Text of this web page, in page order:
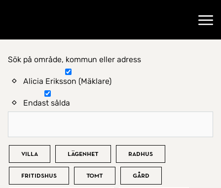
Hitta hem
Sök på område, kommun eller adress
Alicia Eriksson (Mäklare)
Endast sålda
Bostadstyp
Villa Lägenhet Radhus
Fritidshus Tomt Gård